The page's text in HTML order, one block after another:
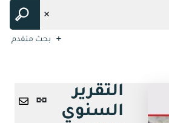
بحث متقدم
التقرير
السنوي